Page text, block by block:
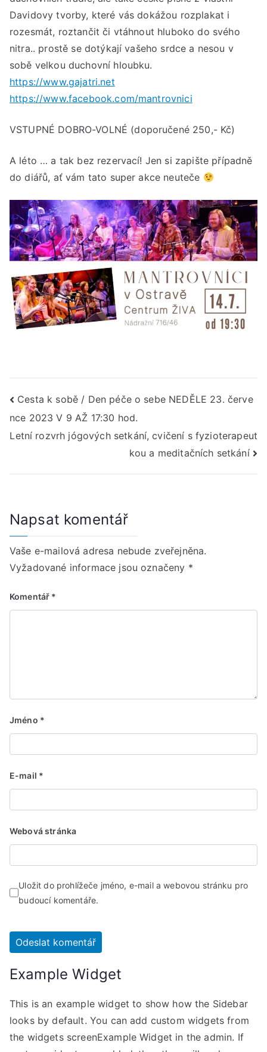
Davidovy tvorby, které vás dokážou rozplakat i
rozesmát, roztančit či vtáhnout hluboko do svého
nitra.. prostě se dotýkají vašeho srdce a nesou v
sobě velkou duchovní hloubku.
https://www.gajatri.net
https://www.facebook.com/mantrovnici
VSTUPNÉ DOBRO-VOLNÉ (doporučené 250,- Kč)
A léto … a tak bez rezervací! Jen si zapište případně
do diářů, ať vám tato super akce neuteče
Navigace
pro
Cesta k sobě / Den péče o sebe NEDĚLE 23. červe
nce 2023 V 9 AŽ 17:30 hod.
Letní rozvrh jógových setkání, cvičení s fyzioterapeut
kou a meditačních setkání
Napsat komentář
Vaše e-mailová adresa nebude zveřejněna.
Vyžadované informace jsou označeny *
Komentář *
Jméno *
E-mail *
Webová stránka
Uložit do prohlížeče jméno, e-mail a webovou stránku pro
budoucí komentáře.
Example Widget
This is an example widget to show how the Sidebar
looks by default. You can add custom widgets from
the widgets screenExample Widget in the admin. If